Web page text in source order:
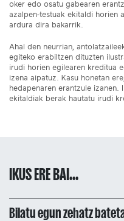
oker edo osatu gabearen
azalpen-testuak ekitaldi horien
ardura dira bakarrik.
Ahal den neurrian,
egiteko erabiltzen dituzten
irudi horien egilearen kreditua
izena aipatuz. Kasu honetan
hedapenaren erantzule izanen.
ekitaldiak berak hautatu irudi
IKUS ERE BAI...
Bilatu egun zehatz